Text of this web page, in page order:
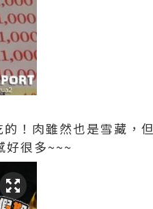
！肉雖然也是雪藏，
好很多~~~